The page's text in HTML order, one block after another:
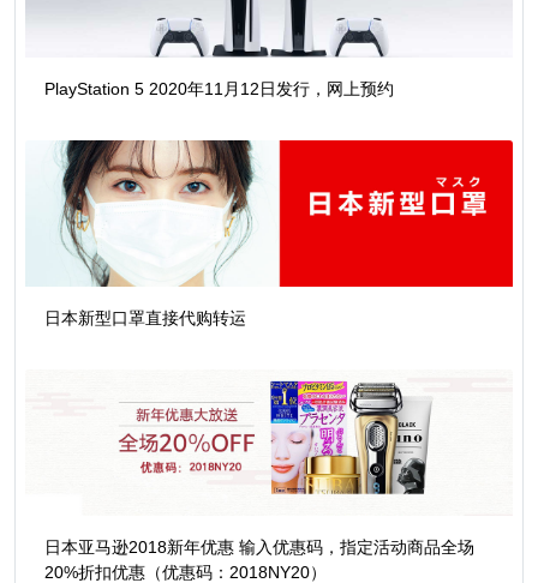
PlayStation 5 2020年11月12日发行，网上预约
日本新型口罩直接代购转运
日本亚马逊2018新年优惠 输入优惠码，指定活动商品全场
20%折扣优惠（优惠码：2018NY20）